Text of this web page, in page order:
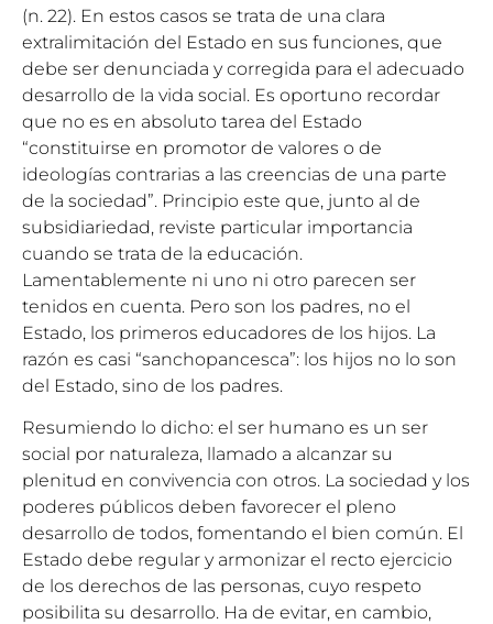
(n. 22). En estos casos se trata de una clara
extralimitación del Estado en sus funciones, que
debe ser denunciada y corregida para el adecuado
desarrollo de la vida social. Es oportuno recordar
que no es en absoluto tarea del Estado
“constituirse en promotor de valores o de
ideologías contrarias a las creencias de una parte
de la sociedad”. Principio este que, junto al de
subsidiariedad, reviste particular importancia
cuando se trata de la educación.
Lamentablemente ni uno ni otro parecen ser
tenidos en cuenta. Pero son los padres, no el
Estado, los primeros educadores de los hijos. La
razón es casi “sanchopancesca”: los hijos no lo son
del Estado, sino de los padres.
Resumiendo lo dicho: el ser humano es un ser
social por naturaleza, llamado a alcanzar su
plenitud en convivencia con otros. La sociedad y los
poderes públicos deben favorecer el pleno
desarrollo de todos, fomentando el bien común. El
Estado debe regular y armonizar el recto ejercicio
de los derechos de las personas, cuyo respeto
posibilita su desarrollo. Ha de evitar, en cambio,